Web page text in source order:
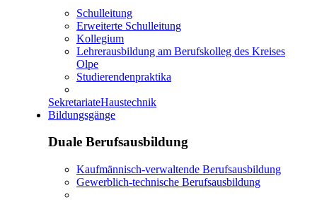
Schulleitung
Erweiterte Schulleitung
Kollegium
Lehrerausbildung am Berufskolleg des Kreises
Olpe
Studierendenpraktika
SekretariateHaustechnik
Bildungsgänge
Duale Berufsausbildung
Kaufmännisch-verwaltende Berufsausbildung
Gewerblich-technische Berufsausbildung